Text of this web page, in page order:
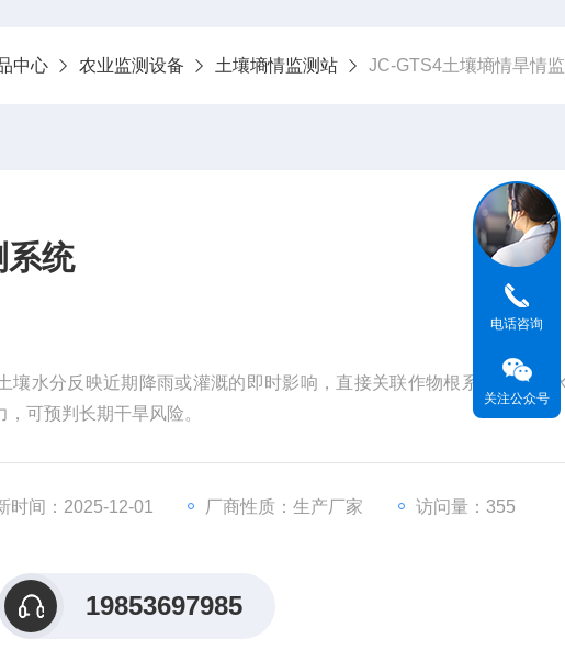
中心 农业监测设备 土壤墒情监测站 JC-GTS4土壤墒情旱情
系统
水分反映近期降雨或灌溉的即时影响，直接关联作物根系活跃区的
可预判长期干旱风险。
时间：2025-12-01 厂商性质：生产厂家 访问量：355
19853697985
电话咨询
关注公众号